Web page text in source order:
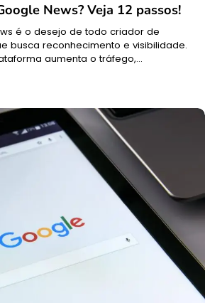
News? Veja 12 passos!
é o desejo de todo criador de
busca reconhecimento e visibilidade.
aumenta o tráfego,…